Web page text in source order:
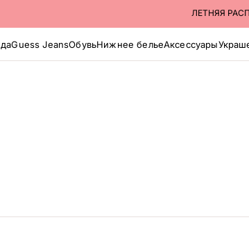
ЛЕТНЯЯ
Guess JeansОбувьНижнее бельеАксессуары